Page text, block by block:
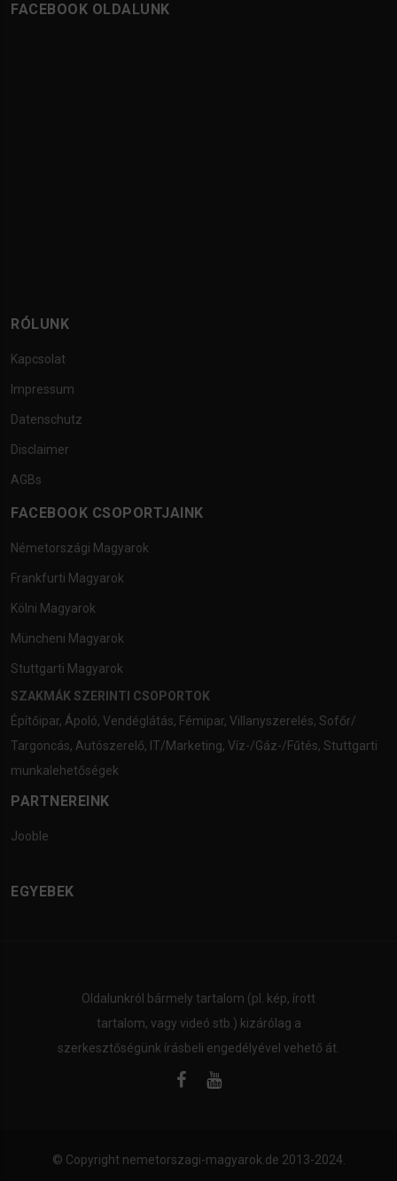
FACEBOOK OLDALUNK
RÓLUNK
Kapcsolat
Impressum
Datenschutz
Disclaimer
AGBs
FACEBOOK CSOPORTJAINK
Németországi Magyarok
Frankfurti Magyarok
Kölni Magyarok
Müncheni Magyarok
Stuttgarti Magyarok
SZAKMÁK SZERINTI CSOPORTOK
Építőipar, Ápoló, Vendéglátás, Fémipar, Villanyszerelés, Sofőr/
Targoncás, Autószerelő, IT/Marketing, Víz-/Gáz-/Fűtés, Stuttgarti
munkalehetőségek
PARTNEREINK
Jooble
EGYEBEK
Oldalunkról bármely tartalom (pl. kép, írott
tartalom, vagy videó stb.) kizárólag a
szerkesztőségünk írásbeli engedélyével vehető át.
© Copyright nemetorszagi-magyarok.de 2013-2024.